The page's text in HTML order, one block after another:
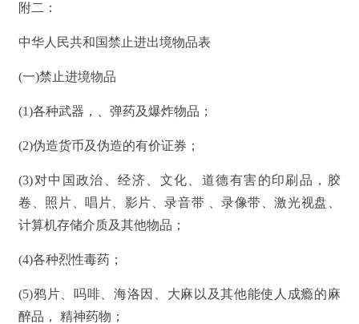
附二：
中华人民共和国禁止进出境物品表
(一)禁止进境物品
(1)各种武器，、弹药及爆炸物品；
(2)伪造货币及伪造的有价证券；
(3)对中国政治、经济、文化、道德有害的印刷品，胶
卷、照片、唱片、影片、录音带 、录像带、激光视盘、
计算机存储介质及其他物品；
(4)各种烈性毒药；
(5)鸦片、吗啡、海洛因、大麻以及其他能使人成瘾的麻
醉品， 精神药物；